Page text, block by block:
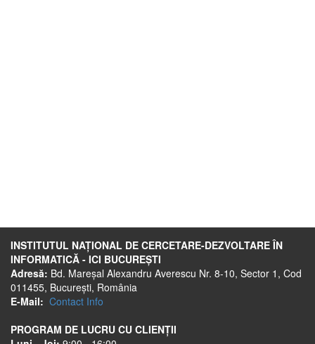
INSTITUTUL NAȚIONAL DE CERCETARE-DEZVOLTARE ÎN
INFORMATICĂ - ICI BUCUREȘTI
Adresă: Bd. Mareșal Alexandru Averescu Nr. 8-10, Sector 1, Cod
011455, București, România
E-Mail: Contact Info
PROGRAM DE LUCRU CU CLIENȚII